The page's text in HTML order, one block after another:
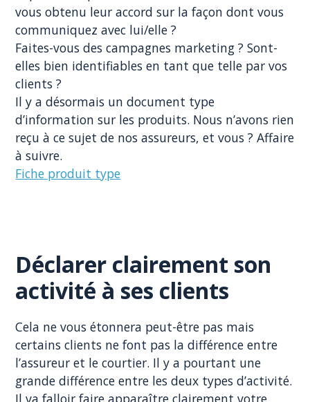
vous obtenu leur accord sur la façon dont vous
communiquez avec lui/elle ?
Faites-vous des campagnes marketing ? Sont-
elles bien identifiables en tant que telle par vos
clients ?
Il y a désormais un document type
d’information sur les produits. Nous n’avons rien
reçu à ce sujet de nos assureurs, et vous ? Affaire
à suivre.
Fiche produit type
Déclarer clairement son
activité à ses clients
Cela ne vous étonnera peut-être pas mais
certains clients ne font pas la différence entre
l’assureur et le courtier. Il y a pourtant une
grande différence entre les deux types d’activité.
Il va falloir faire apparaître clairement votre